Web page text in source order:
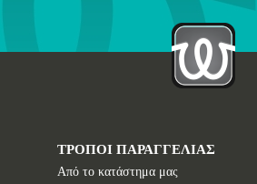
ΤΡΟΠΟΙ ΠΑΡΑΓΓΕΛΙΑΣ
Από το κατάστημα μας